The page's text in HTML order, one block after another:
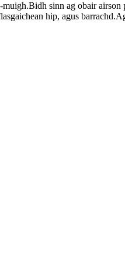
sinn ag obair
hip, agus